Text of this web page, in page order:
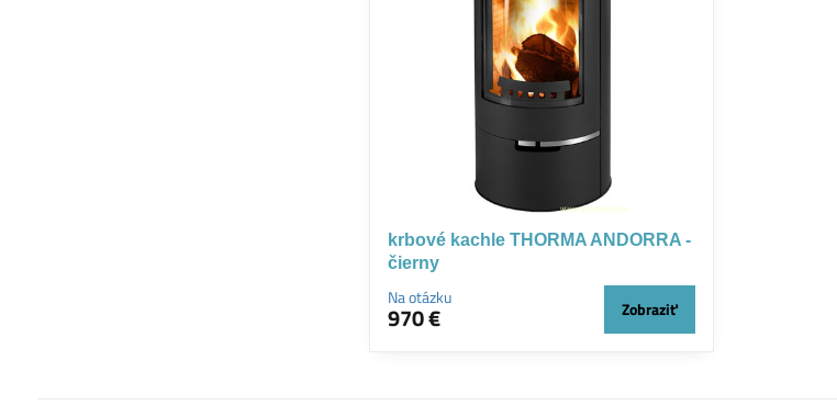
krbové kachle THORMA ANDORRA -
čierny
Na otázku
970 € Zobraziť